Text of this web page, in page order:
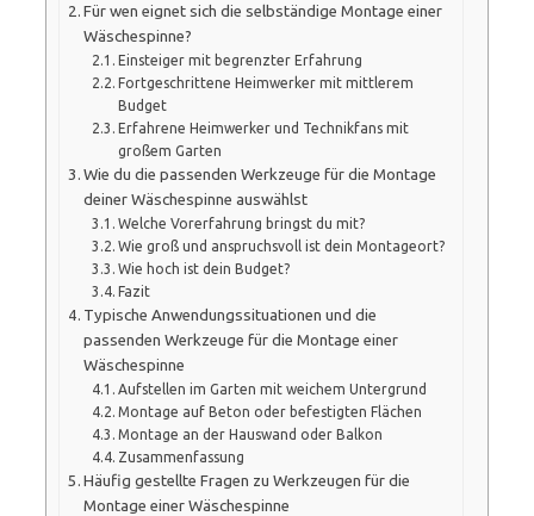
Für wen eignet sich die selbständige Montage einer
Wäschespinne?
Einsteiger mit begrenzter Erfahrung
Fortgeschrittene Heimwerker mit mittlerem
Budget
Erfahrene Heimwerker und Technikfans mit
großem Garten
Wie du die passenden Werkzeuge für die Montage
deiner Wäschespinne auswählst
Welche Vorerfahrung bringst du mit?
Wie groß und anspruchsvoll ist dein Montageort?
Wie hoch ist dein Budget?
Fazit
Typische Anwendungssituationen und die
passenden Werkzeuge für die Montage einer
Wäschespinne
Aufstellen im Garten mit weichem Untergrund
Montage auf Beton oder befestigten Flächen
Montage an der Hauswand oder Balkon
Zusammenfassung
Häufig gestellte Fragen zu Werkzeugen für die
Montage einer Wäschespinne